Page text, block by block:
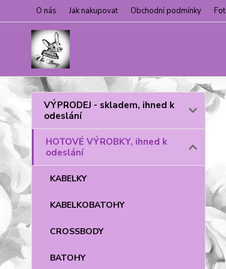
O nás Jak nakupovat Obchodní podmínky
VÝPRODEJ - skladem, ihned k
odeslání
HOTOVÉ VÝROBKY, ihned k
odeslání
KABELKY
KABELKOBATOHY
CROSSBODY
BATOHY